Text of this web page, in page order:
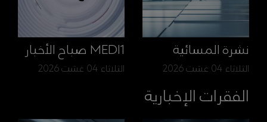
نشرة المسائية
الثلاثاء 04 غشت 2026
MEDI1 صباح الأخبار
الثلاثاء 04 غشت 2026
الفقرات الإخبارية